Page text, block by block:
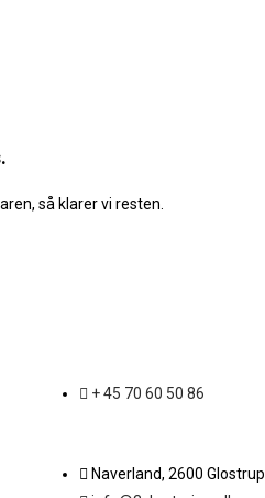
så klarer vi resten.
+ 45 70 60 50 86
Naverland, 2600 Glostrup